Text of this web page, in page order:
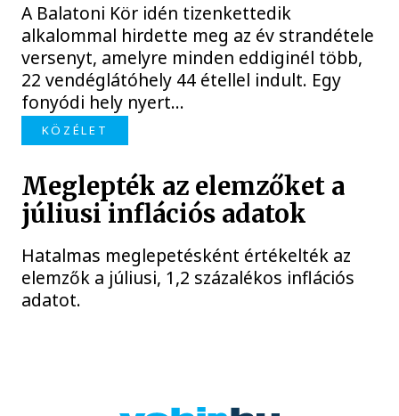
A Balatoni Kör idén tizenkettedik
alkalommal hirdette meg az év strandétele
versenyt, amelyre minden eddiginél több,
22 vendéglátóhely 44 étellel indult. Egy
fonyódi hely nyert...
KÖZÉLET
Meglepték az elemzőket a
júliusi inflációs adatok
Hatalmas meglepetésként értékelték az
elemzők a júliusi, 1,2 százalékos inflációs
adatot.